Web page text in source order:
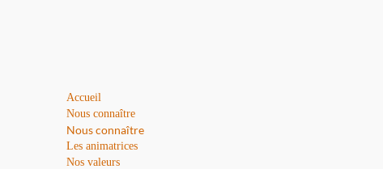
Accueil
Nous connaître
Nous connaître
Les animatrices
Nos valeurs